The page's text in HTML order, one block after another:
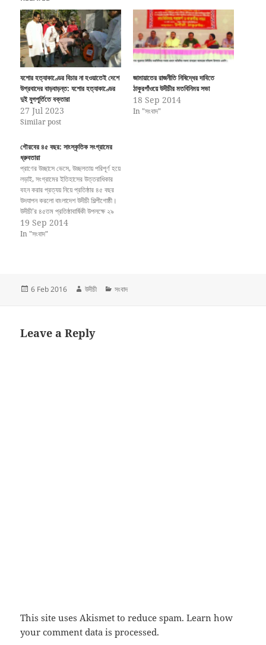
যশোর হত্যাকাণ্ডের বিচার না হওয়াতেই দেশে
উগ্রবাদের বাড়বাড়ন্ত: যশোর হত্যাকাণ্ডের
দুই যুগপূর্তিতে বক্তারা
27 Jul 2023
Similar post
জামায়াতের রাজনীতি নিষিদ্ধের দাবিতে
ঠাকুরগাঁওয়ে উদীচীর মতবিনিময় সভা
18 Sep 2014
In "সংবাদ"
গৌরবের ৪৫ বছর: সাংস্কৃতিক সংগ্রামের
ধ্রুবতারা
প্রাণের উচ্ছাসে ভেসে, উচ্ছলতায় পরিপূর্ণ হয়ে
লড়াই, সংগ্রামের ইতিহাসের উত্তরাধিকার
বহন করার প্রত্যয় নিয়ে প্রতিষ্ঠার ৪৫ বছর
উদযাপন করলো বাংলাদেশ উদীচী শিল্পীগোষ্ঠী।
উদীচী’র ৪৫তম প্রতিষ্ঠাবার্ষিকী উপলক্ষে ২৯
অক্টোবর মঙ্গলবার বিকাল ৪টায় ঢাকা
বিশ্ববিদ্যালয়ের টিএসসি’র স্বোপার্জিত
19 Sep 2014
In "সংবাদ"
Posted
6 Feb 2016 Author
উদীচী Categories
সংবাদ
Leave a Reply
This site uses Akismet to reduce spam.Learn how
your comment data is processed.